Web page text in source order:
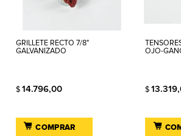
GRILLETE RECTO 7/8"
GALVANIZADO
$ 14.796,00
COMPRAR
OJO-
$